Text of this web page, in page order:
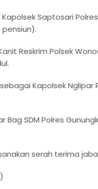
Saptosari
Reskrim Polsek
Kapolsek
SDM Polres
serah terima